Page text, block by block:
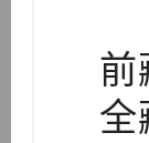
前
全